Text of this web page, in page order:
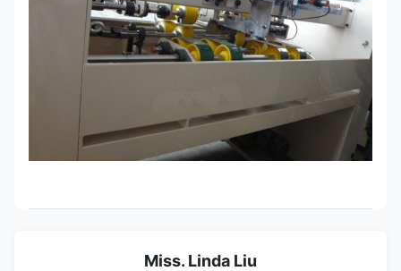
Miss. Linda Liu